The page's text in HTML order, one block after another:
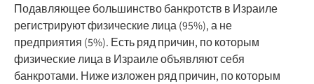
Подавляющее большинство банкротств в Израиле
регистрируют физические лица (95%), а не
предприятия (5%). Есть ряд причин, по которым
физические лица в Израиле объявляют себя
банкротами. Ниже изложен ряд причин, по которым